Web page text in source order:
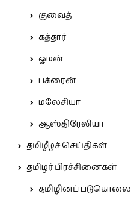
குவைத்
கத்தார்
ஓமன்
பக்ரைன்
மலேசியா
ஆஸ்திரேலியா
தமிழீழச் செய்திகள்
தமிழர் பிரச்சினைகள்
தமிழினப் படுகொலை